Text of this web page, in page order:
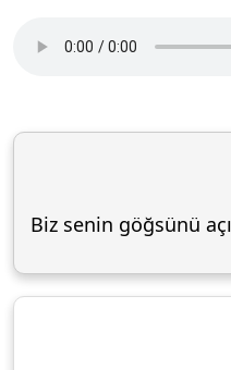
Biz senin göğsünü